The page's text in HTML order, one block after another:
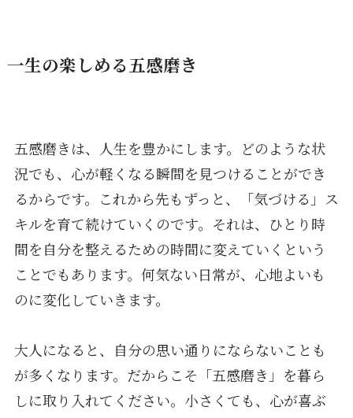
一生の楽しめる五感磨き
五感磨きは、人生を豊かにします。どのような状
況でも、心が軽くなる瞬間を見つけることができ
るからです。これから先もずっと、「気づける」ス
キルを育て続けていくのです。それは、ひとり時
間を自分を整えるための時間に変えていくという
ことでもあります。何気ない日常が、心地よいも
のに変化していきます。
大人になると、自分の思い通りにならないことも
が多くなります。だからこそ「五感磨き」を暮ら
しに取り入れてください。小さくても、心が喜ぶ